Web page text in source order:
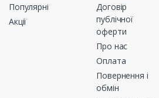
Популярні
Акції
Договір
публічної
оферти
Про нас
Оплата
Повернення і
обмін